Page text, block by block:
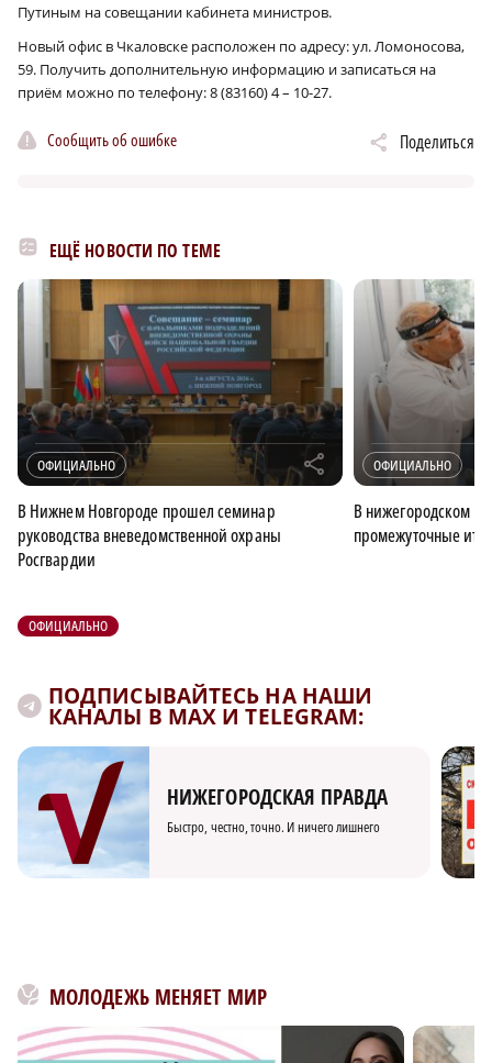
Путиным на совещании кабинета министров.
Новый офис в Чкаловске расположен по адресу: ул. Ломоносова,
59. Получить дополнительную информацию и записаться на
приём можно по телефону: 8 (83160) 4 – 10-27.
Сообщить об ошибке Поделиться
ЕЩЁ НОВОСТИ ПО ТЕМЕ
ОФИЦИАЛЬНО r
В Нижнем Новгороде прошел семинар
руководства вневедомственной охраны
Росгвардии
ОФИЦИАЛЬНО
В нижегородском
промежуточные
ОФИЦИАЛЬНО
ПОДПИСЫВАЙТЕСЬ НА НАШИ
КАНАЛЫ В MAX И TELEGRAM:
НИЖЕГОРОДСКАЯ ПРАВДА
Быстро, честно, точно. И ничего лишнего
МОЛОДЕЖЬ МЕНЯЕТ МИР